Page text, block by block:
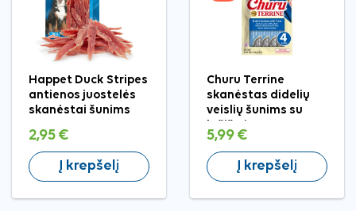
Happet Duck Stripes
antienos juostelės
skanėstai šunims
2,95 €
Į krepšelį
Churu Terrine
skanėstas didelių
veislių šunims su
5,99 €
Į krepšelį